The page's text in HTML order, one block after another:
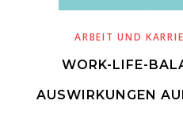
ARBEIT UND
WORK-LIFE-
AUSWIRKUNGEN